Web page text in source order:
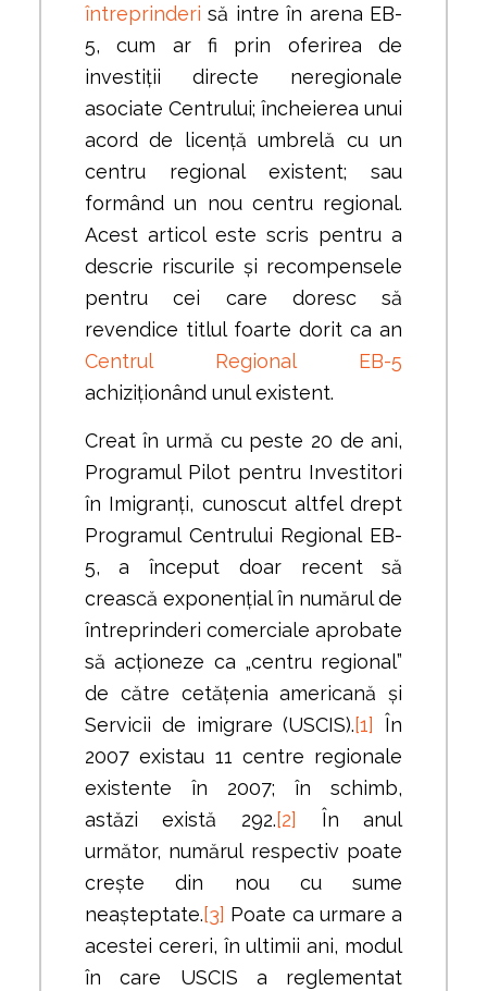
întreprinderi să intre în arena EB-
5, cum ar fi prin oferirea de
investiții directe neregionale
asociate Centrului; încheierea unui
acord de licență umbrelă cu un
centru regional existent; sau
formând un nou centru regional.
Acest articol este scris pentru a
descrie riscurile și recompensele
pentru cei care doresc să
revendice titlul foarte dorit ca an
Centrul Regional EB-5
achiziționând unul existent.
Creat în urmă cu peste 20 de ani,
Programul Pilot pentru Investitori
în Imigranți, cunoscut altfel drept
Programul Centrului Regional EB-
5, a început doar recent să
crească exponențial în numărul de
întreprinderi comerciale aprobate
să acționeze ca „centru regional”
de către cetățenia americană și
Servicii de imigrare (USCIS).[1]
În
2007 existau 11 centre regionale
existente în 2007; în schimb,
astăzi există 292.[2]
În anul
următor, numărul respectiv poate
crește din nou cu sume
neașteptate.[3] Poate ca urmare a
acestei cereri, în ultimii ani, modul
în care USCIS a reglementat